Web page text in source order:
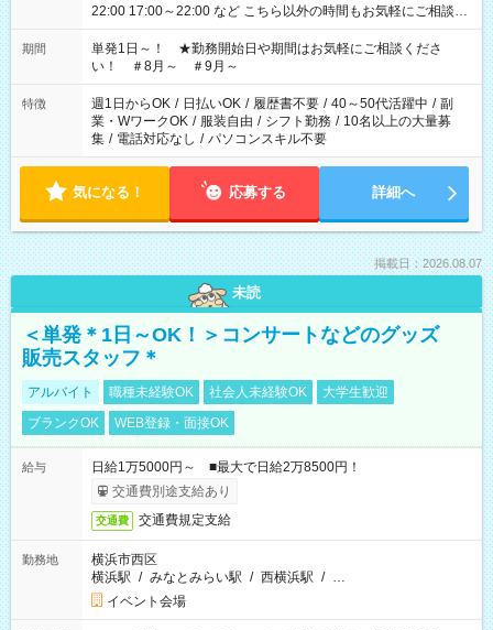
22:00 17:00～22:00 など こちら以外の時間もお気軽にご相談く
ださい！
期間
単発1日～！ ★勤務開始日や期間はお気軽にご相談くださ
い！ ＃8月～ ＃9月～
特徴 週1日からOK / 日払いOK / 履歴書不要 / 40～50代活躍中 / 副
業・WワークOK / 服装自由 / シフト勤務 / 10名以上の大量募
集 / 電話対応なし / パソコンスキル不要
気になる！ 応募する 詳細へ
掲載日：2026.08.07
未読
＜単発＊1日～OK！＞コンサートなどのグッズ
販売スタッフ＊
アルバイト 職種未経験OK 社会人未経験OK
大学生歓迎
ブランクOK
WEB登録・面接OK
給与
日給1万5000円～ ■最大で日給2万8500円！
交通費別途支給あり
交通費 交通費規定支給
勤務地
横浜市西区
横浜駅 / みなとみらい駅 / 西横浜駅 / …
イベント会場